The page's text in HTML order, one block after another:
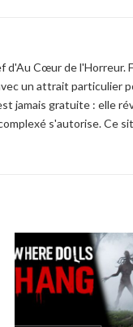
d'Au Cœur de l'Horreur.
un attrait particulier
jamais gratuite : elle
s'autorise. Ce